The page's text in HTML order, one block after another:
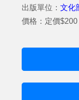
出版單位： 文化
價格：定價$200